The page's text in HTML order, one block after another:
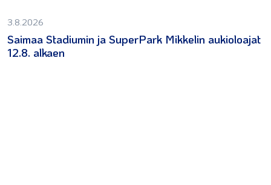
3.8.2026
Saimaa Stadiumin ja SuperPark Mikkelin aukioloajat
12.8. alkaen